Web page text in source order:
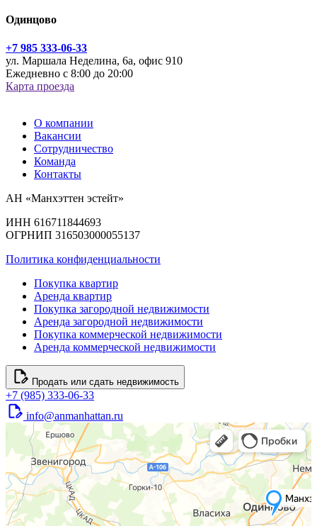
Одинцово
+7 985 333-06-33
ул. Маршала Неделина, 6а, офис 910
Ежедневно с 8:00 до 20:00
Карта проезда
О компании
Вакансии
Сотрудничество
Команда
Контакты
АН «Манхэттен эстейт»
ИНН 616711844693
ОГРНИП 316503000055137
Политика конфиденциальности
Покупка квартир
Аренда квартир
Покупка загородной недвижимости
Аренда загородной недвижимости
Покупка коммерческой недвижимости
Аренда коммерческой недвижимости
Продать или сдать недвижимость
+7 (985) 333-06-33
info@anmanhattan.ru